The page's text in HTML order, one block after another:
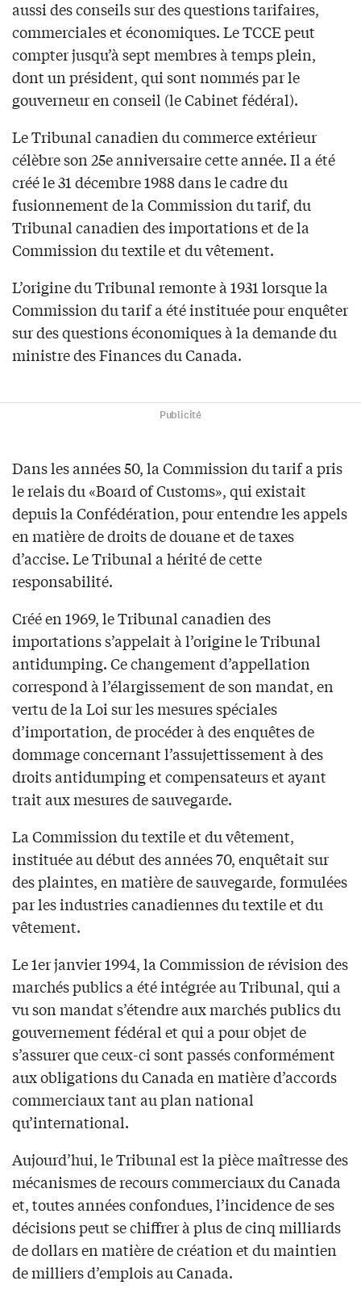
aussi des conseils sur des questions tarifaires,
commerciales et économiques. Le TCCE peut
compter jusqu’à sept membres à temps plein,
dont un président, qui sont nommés par le
gouverneur en conseil (le Cabinet fédéral).
Le Tribunal canadien du commerce extérieur
célèbre son 25e anniversaire cette année. Il a été
créé le 31 décembre 1988 dans le cadre du
fusionnement de la Commission du tarif, du
Tribunal canadien des importations et de la
Commission du textile et du vêtement.
L’origine du Tribunal remonte à 1931 lorsque la
Commission du tarif a été instituée pour enquêter
sur des questions économiques à la demande du
ministre des Finances du Canada.
Publicité
Dans les années 50, la Commission du tarif a pris
le relais du «Board of Customs», qui existait
depuis la Confédération, pour entendre les appels
en matière de droits de douane et de taxes
d’accise. Le Tribunal a hérité de cette
responsabilité.
Créé en 1969, le Tribunal canadien des
importations s’appelait à l’origine le Tribunal
antidumping. Ce changement d’appellation
correspond à l’élargissement de son mandat, en
vertu de la Loi sur les mesures spéciales
d’importation, de procéder à des enquêtes de
dommage concernant l’assujettissement à des
droits antidumping et compensateurs et ayant
trait aux mesures de sauvegarde.
La Commission du textile et du vêtement,
instituée au début des années 70, enquêtait sur
des plaintes, en matière de sauvegarde, formulées
par les industries canadiennes du textile et du
vêtement.
Le 1er janvier 1994, la Commission de révision des
marchés publics a été intégrée au Tribunal, qui a
vu son mandat s’étendre aux marchés publics du
gouvernement fédéral et qui a pour objet de
s’assurer que ceux-ci sont passés conformément
aux obligations du Canada en matière d’accords
commerciaux tant au plan national
qu’international.
Aujourd’hui, le Tribunal est la pièce maîtresse des
mécanismes de recours commerciaux du Canada
et, toutes années confondues, l’incidence de ses
décisions peut se chiffrer à plus de cinq milliards
de dollars en matière de création et du maintien
de milliers d’emplois au Canada.